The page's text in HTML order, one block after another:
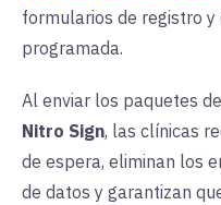
formularios de registro
programada.
Al enviar los paquetes
Nitro Sign, las clínicas
de espera, eliminan los
de datos y garantizan